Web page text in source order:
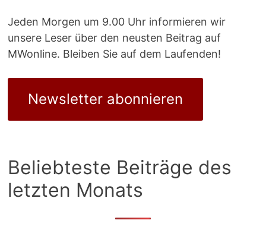
Jeden Morgen um 9.00 Uhr informieren wir
unsere Leser über den neusten Beitrag auf
MWonline. Bleiben Sie auf dem Laufenden!
Newsletter abonnieren
Beliebteste Beiträge des
letzten Monats